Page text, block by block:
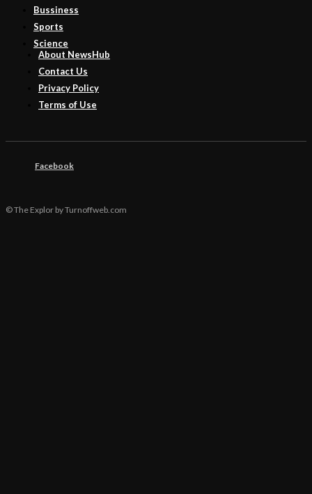
Bussiness
Sports
Science
About NewsHub
Contact Us
Privacy Policy
Terms of Use
Facebook
© The Explor by Turnoffweb.com